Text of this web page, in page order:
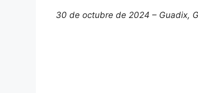
30 de octubre de 2024 – Guadix,